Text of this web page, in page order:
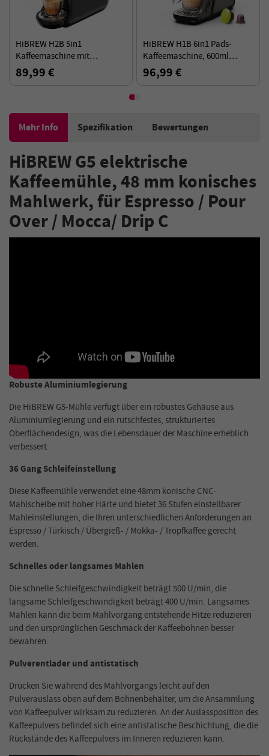
HiBREW H2B 5in1
Kaffeemaschine mit
Wasserstandsanzeige, 19 bar
Heiß-/Kaltkapsel
89,99 €
HiBREW H1B 6in1 Pads-
Kaffeemaschine, 600ml
Wassertank, 20bar
Druckextraktion,
96,99 €
Mehr Info Spezifikation Bewertungen
HiBREW G5 elektrische
Kaffeemühle, 48 mm konisches
Mahlwerk, für Espresso / Pour
Over / Mocca/ Drip C
Robuste Aluminiumlegierung
Die HiBREW G5-Mühle verfügt über ein robustes Gehäuse aus
Aluminiumlegierung und ein rutschfestes, strukturiertes
Oberflächendesign, was die Lebensdauer der Maschine erheblich
verbessert.
36 Gang Schleifeinstellung
Diese Kaffeemühle verwendet eine 48mm konische CNC-
Mahlscheibe mit hoher Härte und bietet 36 Stufen einstellbarer
Mahleinstellungen, die Ihren unterschiedlichen Anforderungen an
Espresso / Türkisch / Übergieß- / Mokka- / Tropfkaffee gerecht
werden.
Schnelles oder langsames Mahlen
Die schnelle Schleifgeschwindigkeit beträgt 500 U/min, die
langsame Schleifgeschwindigkeit beträgt 400 U/min. Langsames
Mahlen kann die beim Mahlvorgang entstehende Hitze reduzieren
und den ursprünglichen Geschmack der Kaffeebohnen besser
bewahren.
Pulverentlader und antistatisch
Drücken Sie während des Mahlvorgangs leicht auf den
Pulverauslass oben auf dem Bohnenbehälter, um die Ansammlung
von Kaffeepulver wirksam zu reduzieren. An der Auslassposition des
Kaffeepulvers befindet sich eine antistatische Beschichtung, die die
Rückstände des Kaffeepulvers im Inneren reduzieren kann.